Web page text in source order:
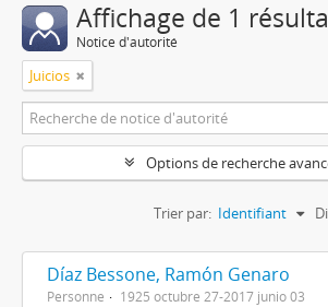
Affichage de 1
Notice d'autorité
Juicios
Options de recherche
Trier par: Identifiant
Díaz Bessone, Ramón Genaro
Personne 1925 octubre 27-2017 junio 03